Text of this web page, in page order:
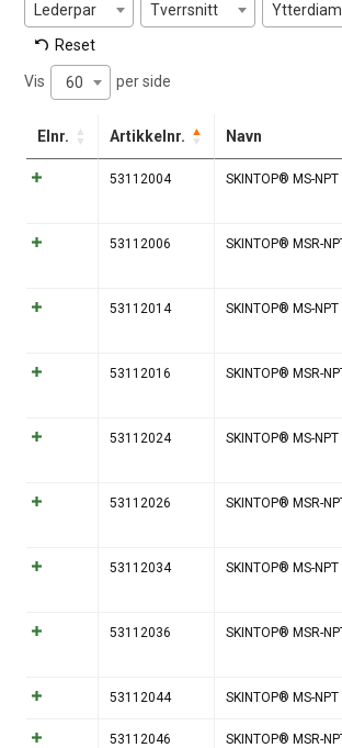
Lederpar Tverrsnitt
Reset
Vis 60 per side
Elnr. Artikkelnr. Navn
53112004 SKINTOP® MS-
53112006 SKINTOP® MSR-
53112014 SKINTOP® MS-
53112016 SKINTOP® MSR-
53112024 SKINTOP® MS-
53112026 SKINTOP® MSR-
53112034 SKINTOP® MS-
53112036 SKINTOP® MSR-
53112044 SKINTOP® MS-NPT
53112046 SKINTOP® MSR-